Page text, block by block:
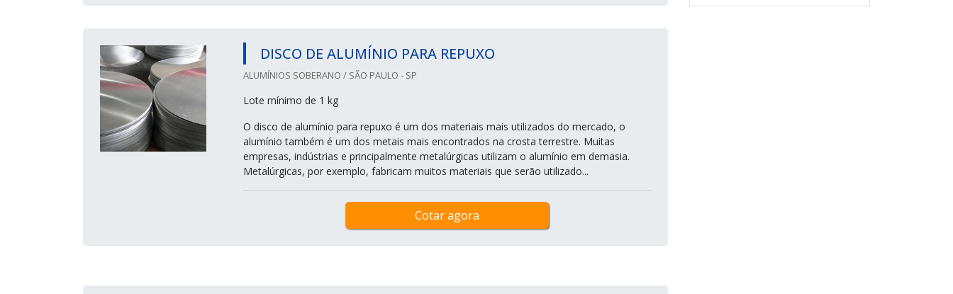
DISCO DE ALUMÍNIO PARA REPUXO
ALUMÍNIOS SOBERANO / SÃO PAULO - SP
Lote mínimo de 1 kg
O disco de alumínio para repuxo é um dos materiais mais utilizados do mercado, o
alumínio também é um dos metais mais encontrados na crosta terrestre. Muitas
empresas, indústrias e principalmente metalúrgicas utilizam o alumínio em demasia.
Metalúrgicas, por exemplo, fabricam muitos materiais que serão utilizado...
Cotar agora